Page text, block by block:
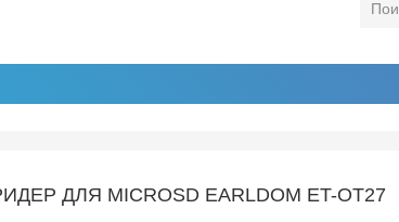
ДЛЯ MICROSD EARLDOM ET-OT27